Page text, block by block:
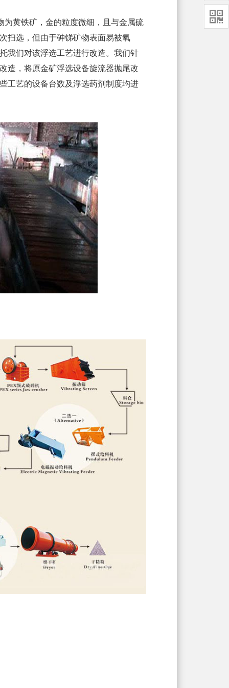
黄铁矿，金的粒度微细，且与金属硫
扫选，但由于砷锑矿物表面易被氧
我们对该浮选工艺进行改造。我们针
造，将原金矿浮选设备旋流器抛尾改
工艺的设备台数及浮选药剂制度均进
